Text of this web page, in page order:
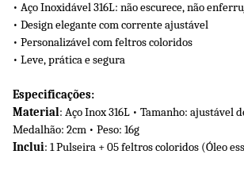
• Aço Inoxidável 316L: não escurece, não
• Design elegante com corrente ajustável
• Personalizável com feltros coloridos
• Leve, prática e segura
Especificações:
Material: Aço Inox 316L • Tamanho: ajustável
Medalhão: 2cm • Peso: 16g
Inclui: 1 Pulseira + 05 feltros coloridos (Óleo